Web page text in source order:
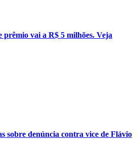
prêmio vai a R$ 5 milhões. Veja
sobre denúncia contra vice de Flávio